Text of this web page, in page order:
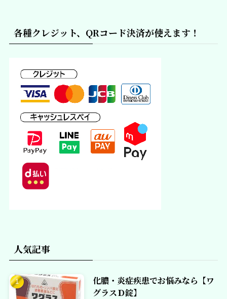
各種クレジット、QRコード決済が使えます！
人気記事
化膿・炎症疾患でお悩みなら【ワ
グラスＤ錠】